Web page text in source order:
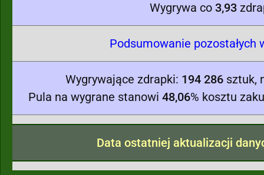
Wygrywa co 3,93
Podsumowanie pozostałych
Wygrywające zdrapki: 194 286 sztuk,
Pula na wygrane stanowi 48,06% kosztu
Data ostatniej aktualizacji